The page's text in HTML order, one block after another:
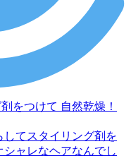
をつけて 自然乾燥！